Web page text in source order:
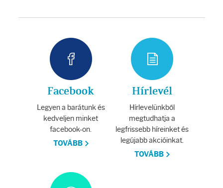
Facebook
Legyen a barátunk és
kedveljen minket
facebook-on.
TOVÁBB
Hírlevél
Hírlevelünkből
megtudhatja a
legfrissebb híreinket és
legújabb akcióinkat.
TOVÁBB
Samponok
Hajkondicionálók
Hajmaszkok
Hajhullás kezelése